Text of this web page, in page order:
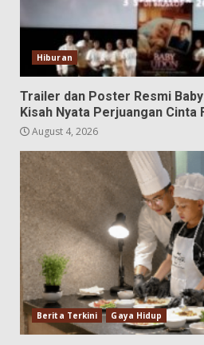
Hiburan
Trailer dan Poster Resmi
Kisah Nyata Perjuangan Cinta
August 4, 2026
Berita Terkini Gaya Hidup